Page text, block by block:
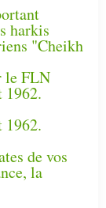
harkis
"Cheikh
le FLN
1962.
1962.
de vos
la